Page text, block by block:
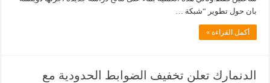
بان حول تطوير “شبكة …
أكمل القراءة »
الدنمارك تعلن تخفيف الضوابط الحدودية مع